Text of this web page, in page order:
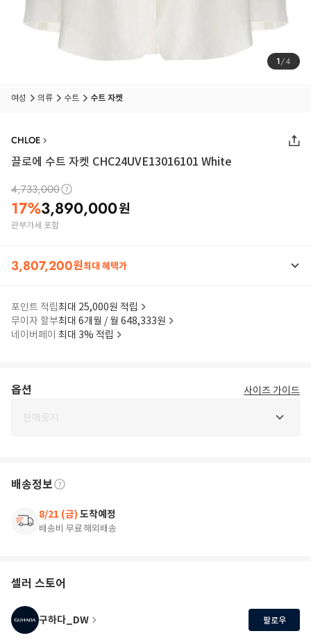
1/4
여성 의류 수트 수트 자켓
CHLOE
끌로에 수트 자켓 CHC24UVE13016101 White
4,733,000
17%3,890,000원
관부가세 포함
3,807,200원최대 혜택가
포인트 적립최대 25,000원 적립
무이자 할부최대 6개월 / 월 648,333원
네이버페이 최대 3% 적립
옵션 사이즈 가이드
판매중지
배송정보
8/21 (금) 도착예정
배송비 무료해외배송
셀러 스토어
구하다_DW 팔로우